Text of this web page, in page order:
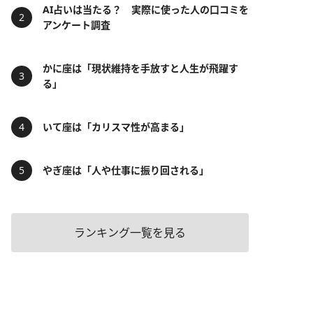
AI占いは当たる？ 実際に使った人の口コミを
アンケート調査
かに座は「現状維持を手放すと人生が飛躍す
る」
いて座は「カリスマ性が高まる」
やぎ座は「人や仕事に振り回される」
ランキング一覧を見る